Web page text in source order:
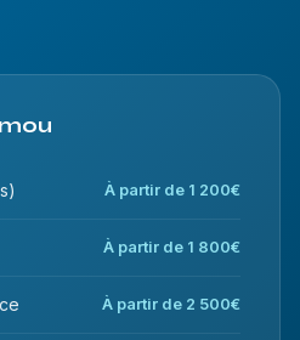
À partir de 1 200€
À partir de 1 800€
À partir de 2 500€